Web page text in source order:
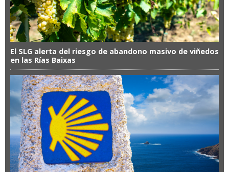
El SLG alerta del riesgo de abandono masivo de viñedos
en las Rías Baixas